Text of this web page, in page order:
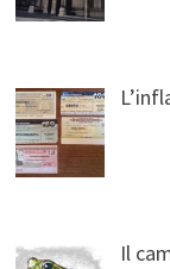
Il